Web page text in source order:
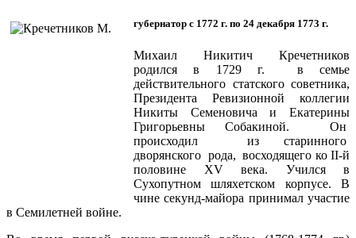
губернатор с 1772 г. по 24 декабря 1773 г.
Михаил Никитич Кречетников
родился в 1729 г. в семье
действительного статского советника,
Президента Ревизионной коллегии
Никиты Семеновича и Екатерины
Григорьевны Собакиной. Он
происходил из старинного
дворянского рода, восходящего ко II-й
половине XV века. Учился в
Сухопутном шляхетском корпусе. В
чине секунд-майора принимал участие
в Семилетней войне.